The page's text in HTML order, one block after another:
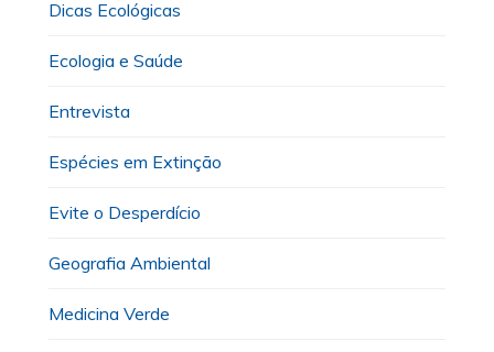
Dicas Ecológicas
Ecologia e Saúde
Entrevista
Espécies em Extinção
Evite o Desperdício
Geografia Ambiental
Medicina Verde